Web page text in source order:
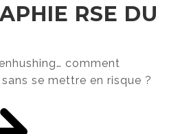
RSE DU
comment
se mettre en risque ?